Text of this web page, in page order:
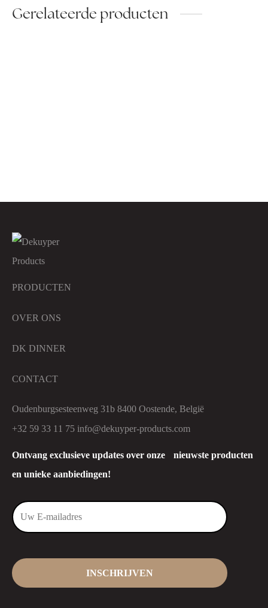
Gerelateerde producten
Ontvang exclusieve updates over onze nieuwste producten
en unieke aanbiedingen!
PRODUCTEN
OVER ONS
DK DINNER
CONTACT
Oudenburgsesteenweg 31b 8400 Oostende, België
+32 59 33 11 75 info@dekuyper-products.com